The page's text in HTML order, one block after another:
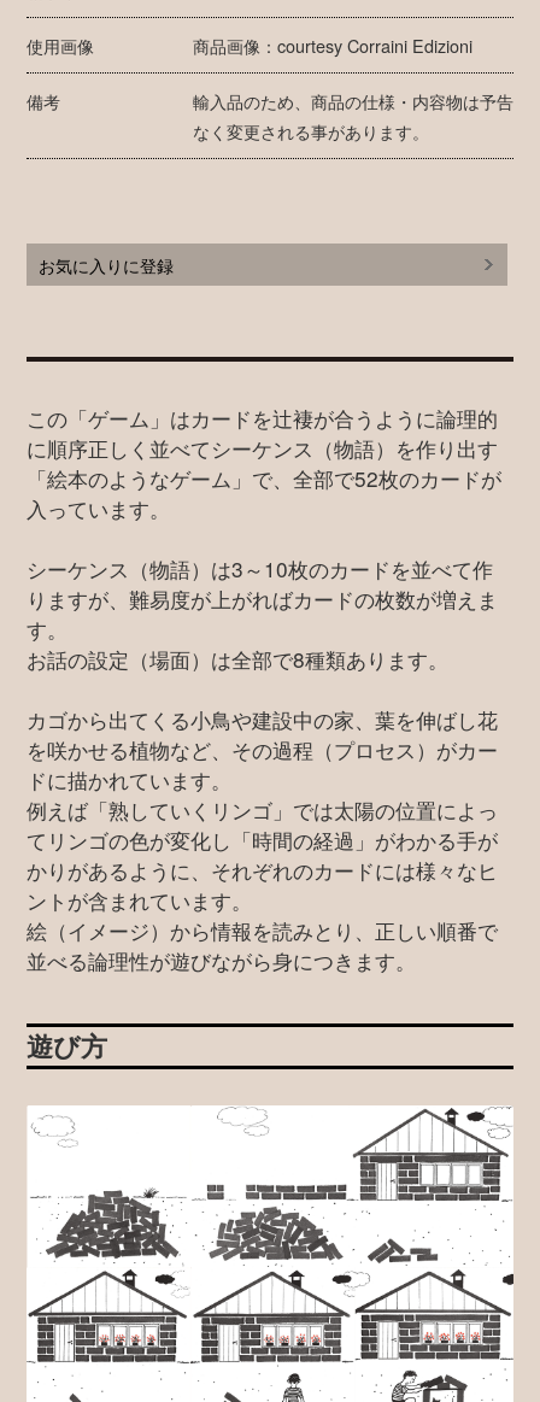
使用画像 商品画像：courtesy Corraini Edizioni
備考
輸入品のため、商品の仕様・内容物は予告
なく変更される事があります。
お気に入りに登録
この「ゲーム」はカードを辻褄が合うように論理的
に順序正しく並べてシーケンス（物語）を作り出す
「絵本のようなゲーム」で、全部で52枚のカードが
入っています。
シーケンス（物語）は3～10枚のカードを並べて作
りますが、難易度が上がればカードの枚数が増えま
す。
お話の設定（場面）は全部で8種類あります。
カゴから出てくる小鳥や建設中の家、葉を伸ばし花
を咲かせる植物など、その過程（プロセス）がカー
ドに描かれています。
例えば「熟していくリンゴ」では太陽の位置によっ
てリンゴの色が変化し「時間の経過」がわかる手が
かりがあるように、それぞれのカードには様々なヒ
ントが含まれています。
絵（イメージ）から情報を読みとり、正しい順番で
並べる論理性が遊びながら身につきます。
遊び方